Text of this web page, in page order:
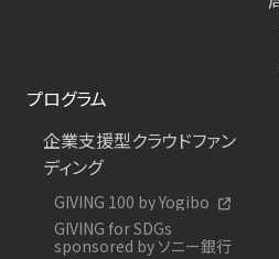
プログラム
企業支援型クラウドファン
ディング
GIVING 100 by Yogibo
GIVING for SDGs
sponsored by ソニー銀行